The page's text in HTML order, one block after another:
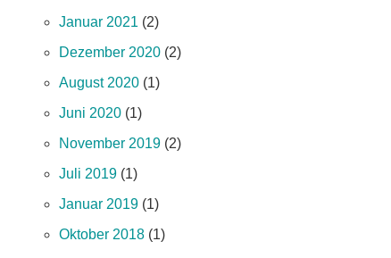
Januar 2021 (2)
Dezember 2020 (2)
August 2020 (1)
Juni 2020 (1)
November 2019 (2)
Juli 2019 (1)
Januar 2019 (1)
Oktober 2018 (1)